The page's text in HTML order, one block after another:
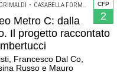
CFP
2
• CASABELLA FORMAZIONE •
Metro C: dalla
Il progetto raccontato
Francesco Dal Co,
Russo e Mauro